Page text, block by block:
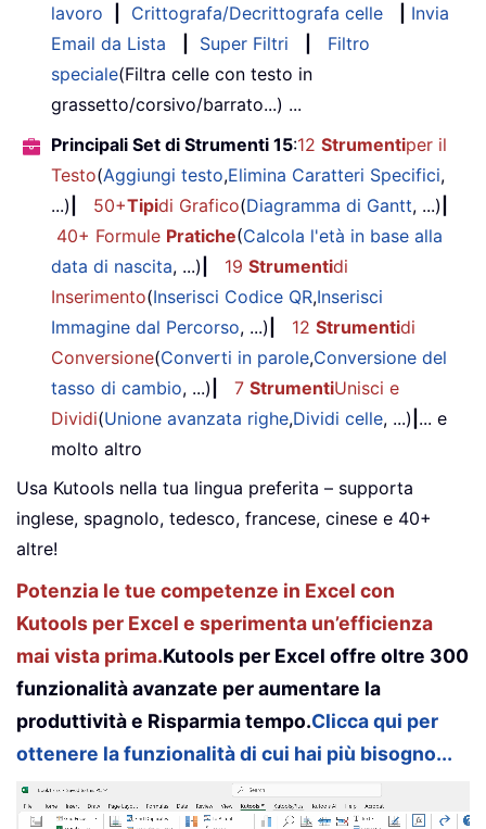
lavoro
Crittografa/Decrittografa celle
Invia
Email da Lista
Super Filtri
Filtro
speciale(Filtra celle con testo in
grassetto/corsivo/barrato...) ...
Principali Set di Strumenti 15:12 Strumentiper il
Testo(Aggiungi testo,Elimina Caratteri Specifici,
...)
50+Tipidi Grafico(Diagramma di Gantt, ...)
40+ Formule Pratiche(Calcola l'età in base alla
data di nascita, ...) 19 Strumentidi
Inserimento(Inserisci Codice QR,Inserisci
Immagine dal Percorso, ...) 12 Strumentidi
Conversione(Converti in parole,Conversione del
tasso di cambio, ...) 7 StrumentiUnisci e
Dividi(Unione avanzata righe,Dividi celle, ...) ... e
molto altro
Usa Kutools nella tua lingua preferita – supporta
inglese, spagnolo, tedesco, francese, cinese e 40+
altre!
Potenzia le tue competenze in Excel con
Kutools per Excel e sperimenta un’efficienza
mai vista prima.Kutools per Excel offre oltre 300
funzionalità avanzate per aumentare la
produttività e Risparmia tempo.Clicca qui per
ottenere la funzionalità di cui hai più bisogno...